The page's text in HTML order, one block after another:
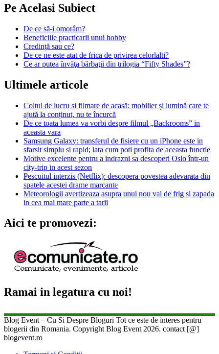
Pe Acelasi Subiect
De ce să-i omorâm?
Beneficiile practicarii unui hobby
Credinţă sau ce?
De ce ne este atat de frica de privirea celorlalti?
Ce ar putea învăţa bărbaţii din trilogia “Fifty Shades”?
Ultimele articole
Colțul de lucru și filmare de acasă: mobilier și lumină care te
ajută la conținut, nu te încurcă
De ce toata lumea va vorbi despre filmul „Backrooms” in
aceasta vara
Samsung Galaxy: transferul de fisiere cu un iPhone este in
sfarsit simplu si rapid; iata cum poti profita de aceasta functie
Motive excelente pentru a indrazni sa descoperi Oslo într-un
city-trip in acest sezon
Pescuitul interzis (Netflix): descopera povestea adevarata din
spatele acestei drame marcante
Meteorologii avertizeaza asupra unui nou val de frig si zapada
in cea mai mare parte a tarii
Aici te promovezi:
Ramai in legatura cu noi!
Blog Event – Cu Si Despre Bloguri Tot ce este de interes pentru
blogerii din Romania. Copyright Blog Event 2026. contact [@]
blogevent.ro